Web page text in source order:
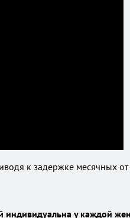
к задержке месячных
индивидуальна у каждой